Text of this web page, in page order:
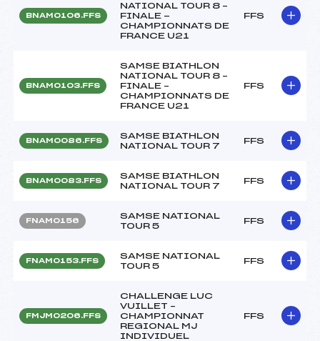
BNAM0106.FFS
NATIONAL TOUR 8 –
FINALE -
CHAMPIONNATS DE
FRANCE U21
FFS
BNAM0103.FFS
SAMSE BIATHLON
NATIONAL TOUR 8 –
FINALE –
CHAMPIONNATS DE
FRANCE U21
FFS
BNAM0086.FFS
SAMSE BIATHLON
NATIONAL TOUR 7
FFS
BNAM0083.FFS
SAMSE BIATHLON
NATIONAL TOUR 7
FFS
FNAM0156
SAMSE NATIONAL
TOUR 5
FFS
FNAM0153.FFS
SAMSE NATIONAL
TOUR 5
FFS
FMJM0206.FFS
CHALLENGE LUC
VUILLET –
CHAMPIONNAT
REGIONAL MJ
INDIVIDUEL
FFS